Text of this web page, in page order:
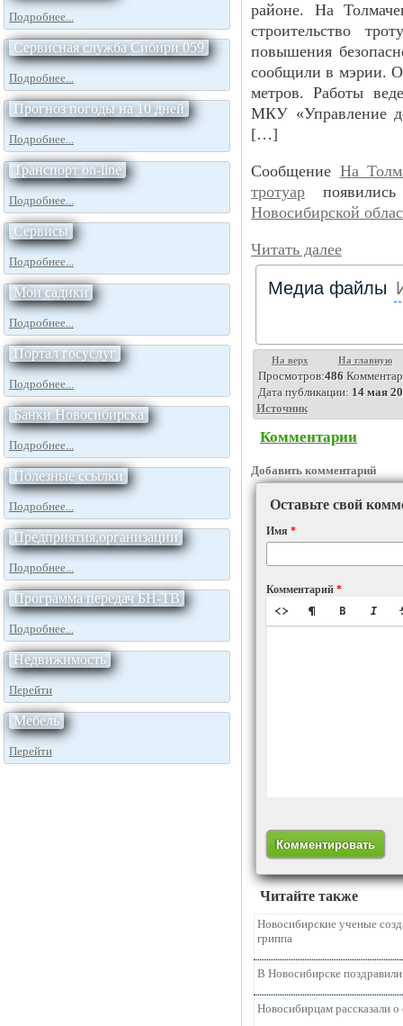
Подробнее...
Сервисная служба Сибири 059
Подробнее...
Прогноз погоды на 10 дней
Подробнее...
Транспорт on-line
Подробнее...
Сервисы
Подробнее...
Мои садики
Подробнее...
Портал госуслуг
Подробнее...
Банки Новосибирска
Подробнее...
Полезные ссылки
Подробнее...
Предприятия,организации
Подробнее...
Программа передач БН-ТВ
Подробнее...
Недвижимость
Перейти
Мебель
Перейти
районе. На
строительство
повышения
сообщили в мэрии.
метров. Работы
МКУ «Управление
[…]
Сообщение На
тротуар
Новосибирской
Читать далее
Медиа файлы
На верх На главную
Просмотров:486
Дата публикации: 14 мая
Источник
Комментарии
Добавить комментарий
Оставьте свой
Имя *
Комментарий *
Читайте также
Новосибирские ученые
гриппа
В Новосибирске
Новосибирцам рассказали